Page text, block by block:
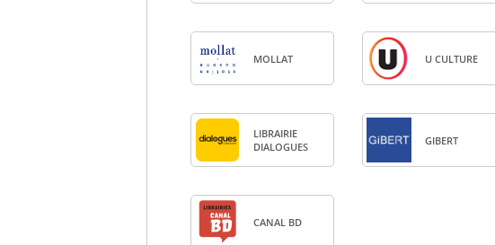
MOL­LAT U CULTURE
LIBRAI­RIE
DIA­LOGUES
GIBERT
CANAL BD